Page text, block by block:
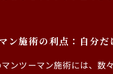
ン施術の利点：自分
ンツーマン施術には、数